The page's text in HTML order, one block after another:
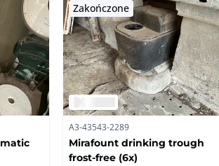
Zakończone
A3-43543-2289
Mirafount drinking trough
frost-free (6x)